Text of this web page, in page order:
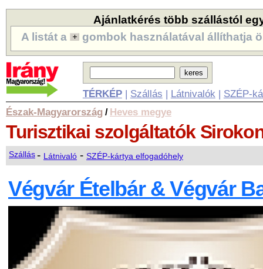
Ajánlatkérés több szállástól
A listát a
gombok használatával állíthatja
TÉRKÉP| Szállás | Látnivalók | SZÉP-
Észak-Magyarország / Heves megye
Turisztikai szolgáltatók
Szállás- Látnivaló - SZÉP-kártya elfogadóhely
Végvár Ételbár & Végvár